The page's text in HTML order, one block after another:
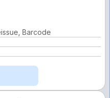
Barcode